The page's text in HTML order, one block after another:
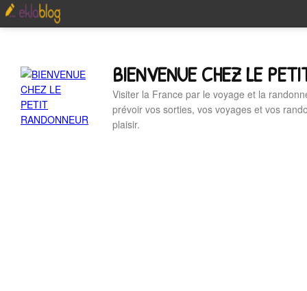
BIENVENUE CHEZ LE
Visiter la France par le voyage et la
prévoir vos sorties, vos voyages et vos
plaisir.